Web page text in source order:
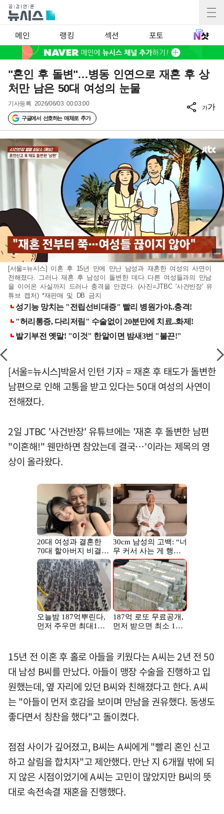
메인 랭킹 섹션 포토
"혼인 후 돌변"…병동 인연으로 재혼 후 상
처만 남은 50대 여성의 눈물
기사등록 2026/06/03 00:03:00
구글에서 선호하는 매체로 추가
가가
[서울=뉴시스] 이혼 후 15년 만에 만난 남성과 재혼한 여성의 사연이
전해졌다. 그러나 재혼 후 남성이 돌변한 데다 다른 여성들과의 만남
을 이어온 사실까지 드러나 충격을 안겼다. (사진=JTBC '사건반장' 유
튜브 캡처) *재판매 및 DB 금지
[서울=뉴시스]박윤서 인턴 기자 = 재혼 후 태도가 돌변한
남편으로 인해 고통을 받고 있다는 50대 여성의 사연이
전해졌다.
2일 JTBC '사건반장' 유튜브에는 '재혼 후 돌변한 남편
"이혼해!" 웬만하면 참았는데 결국…'이라는 제목의 영
상이 올라왔다.
15년 전 이혼 후 홀로 아들을 키웠다는 A씨는 2년 전 50
대 남성 B씨를 만났다. 아들이 맹장 수술을 진행하고 입
원했는데, 옆 자리에 있던 B씨와 친해졌다고 한다. A씨
는 "아들이 먼저 호감을 보이며 만남을 권유했다. 동생도
좋다면서 칭찬을 했다"고 돌이켰다.
점점 사이가 깊어졌고, B씨는 A씨에게 "빨리 혼인 신고
하고 살림을 합치자"고 제안했다. 만난 지 6개월 밖에 되
지 않은 시점이었기에 A씨는 고민이 많았지만 B씨의 뜻
대로 속전속결 재혼을 진행했다.